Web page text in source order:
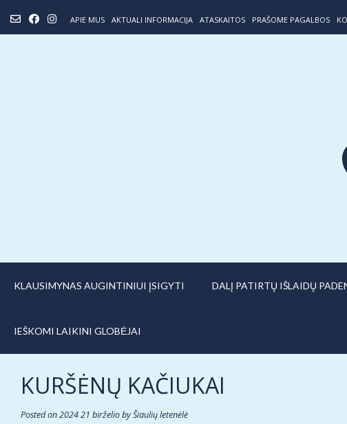
content
APIE MUS AKTUALI INFORMACIJA ATASKAITOS PRAŠOME PAGALBOS
KLAUSIMYNAS AUGINTINIUI ĮSIGYTI DALĮ PATIRTŲ IŠLAIDŲ
IEŠKOMI LAIKINI GLOBĖJAI
KURŠĖNŲ KAČIUKAI
Posted on2024 21 birželiobyŠiaulių letenėlė